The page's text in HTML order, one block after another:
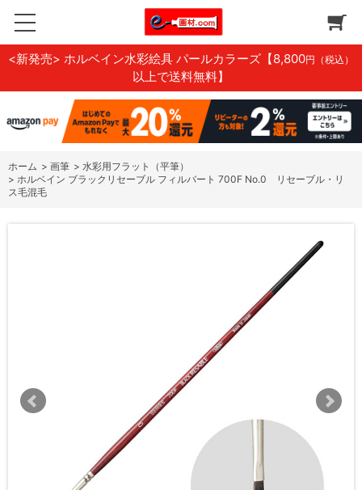
<新発売> ホルベイン水彩絵具 パールカラーズ 【8,800円（税込）
以上で送料無料】
ホーム > 画筆 > 水彩用フラット（平筆）
> ホルベイン ブラックリセーブル フィルバート 700F No.0 リセーブル・リ
ス毛混毛